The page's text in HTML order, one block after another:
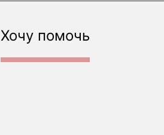
Хочу помочь